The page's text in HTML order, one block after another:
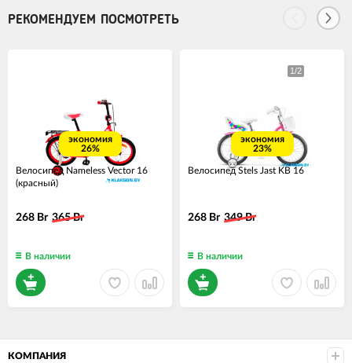
РЕКОМЕНДУЕМ ПОСМОТРЕТЬ
экономия
26%
Велосипед Nameless Vector 16
(красный)
268 Br 365 Br
В наличии
экономия
23%
Велосипед Stels Jast KB 16
268 Br 349 Br
В наличии
КОМПАНИЯ